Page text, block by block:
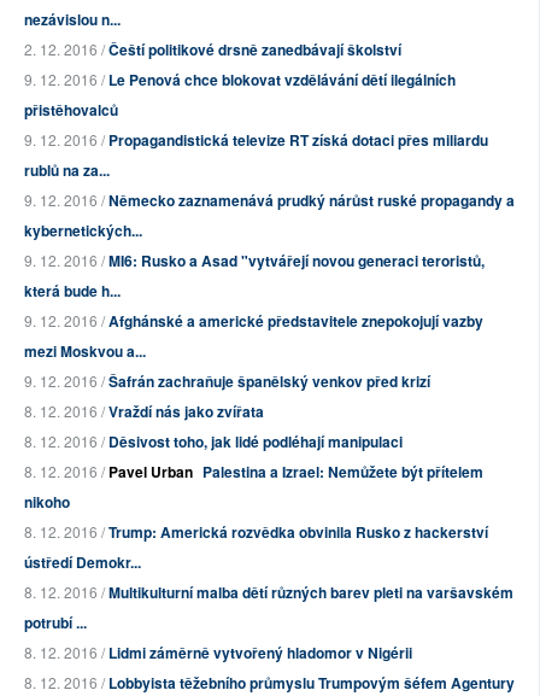
nezávislou n...
2. 12. 2016 /Čeští politikové drsně zanedbávají školství
9. 12. 2016 /Le Penová chce blokovat vzdělávání dětí ilegálních
přistěhovalců
9. 12. 2016 /Propagandistická televize RT získá dotaci přes miliardu
rublů na za...
9. 12. 2016 /Německo zaznamenává prudký nárůst ruské propagandy a
kybernetických...
9. 12. 2016 /MI6: Rusko a Asad "vytvářejí novou generaci teroristů,
která bude h...
9. 12. 2016 /Afghánské a americké představitele znepokojují vazby
mezi Moskvou a...
9. 12. 2016 /Šafrán zachraňuje španělský venkov před krizí
8. 12. 2016 /Vraždí nás jako zvířata
8. 12. 2016 /Děsivost toho, jak lidé podléhají manipulaci
8. 12. 2016 /Pavel Urban Palestina a Izrael: Nemůžete být přítelem
nikoho
8. 12. 2016 /Trump: Americká rozvědka obvinila Rusko z hackerství
ústředí Demokr...
8. 12. 2016 /Multikulturní malba dětí různých barev pleti na varšavském
potrubí ...
8. 12. 2016 /Lidmi záměrně vytvořený hladomor v Nigérii
8. 12. 2016 /Lobbyista těžebního průmyslu Trumpovým šéfem Agentury